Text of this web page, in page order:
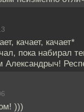
качает, качает*
пока набирал
)))